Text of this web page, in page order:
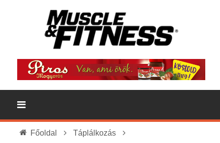
Főoldal Táplálkozás